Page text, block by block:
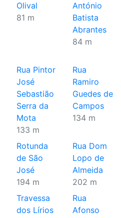
Olival
81 m
António
Batista
Abrantes
84 m
Rua Pintor
José
Sebastião
Serra da
Mota
133 m
Rua
Ramiro
Guedes de
Campos
134 m
Rotunda
de São
José
194 m
Rua Dom
Lopo de
Almeida
202 m
Travessa
dos Lírios
Rua
Afonso